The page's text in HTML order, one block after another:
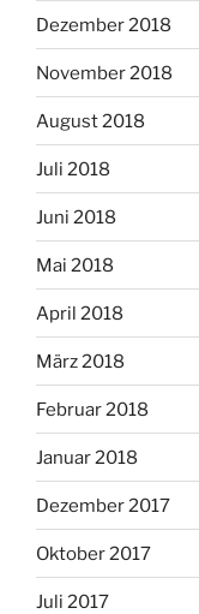
Dezember 2018
November 2018
August 2018
Juli 2018
Juni 2018
Mai 2018
April 2018
März 2018
Februar 2018
Januar 2018
Dezember 2017
Oktober 2017
Juli 2017